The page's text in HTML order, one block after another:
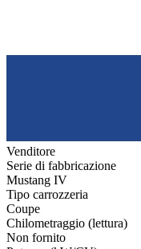
Venditore
Serie di fabbricazione
Mustang IV
Tipo carrozzeria
Coupe
Chilometraggio (lettura)
Non fornito